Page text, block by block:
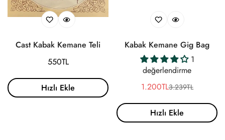
Cast Kabak Kemane Teli
Normal
550TL
Hızlı Ekle
Kabak Kemane Gig Bag
1
değerlendirme
Satış
ücreti
1.200TLNormal
fiyat
3.239TL
Hızlı Ekle